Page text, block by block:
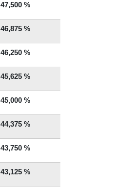
47,500 %
46,875 %
46,250 %
45,625 %
45,000 %
44,375 %
43,750 %
43,125 %